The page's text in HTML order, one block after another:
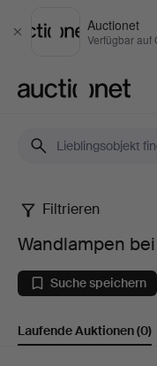
Schließen
Auctionet
Verfügbar auf
Wandlampen
bei
Skandia
Auktion
Filtrieren
Wandlampen
Suche speichern
Laufende Auktionen(0)